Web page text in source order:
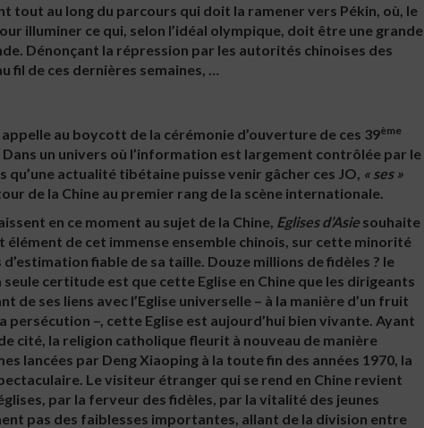
tout au long du parcours qui doit la ramener vers Pékin, où, le
illuminer ce qui, selon l’idéal olympique, doit être une grande
Dénonçant la répression par les autorités chinoises des
fil de ces dernières semaines, …
au boycott de la cérémonie d’ouverture de ces 39ème
un univers où l’information est largement contrôlée par le
actualité tibétaine puisse venir gâcher ces JO, « ses »
de la Chine au premier rang de la scène internationale.
en ce moment au sujet de la Chine, Eglises d’Asie souhaite
de cet immense ensemble chinois, sur cette minorité
fiable de sa taille. Douze millions de fidèles ? le
certitude est que cette Eglise en Chine que les dirigeants
ses liens avec l’Eglise universelle – à la manière d’un fruit
persécution –, cette Eglise est aujourd’hui bien vivante. Ayant
cité, la religion catholique fleurit à nouveau de manière
lancées par Deng Xiaoping à la toute fin des années 1970, la
Le visiteur étranger qui se rend en Chine revient
par la ferveur des fidèles, par la vitalité des jeunes
pas des faiblesses importantes, allant de la division entre